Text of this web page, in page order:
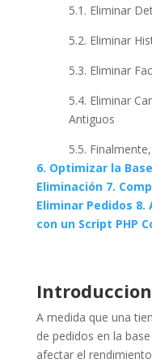
5.1. Eliminar
5.2. Eliminar
5.3. Eliminar
5.4. Eliminar
Antiguos
5.5.
6. Optimizar la
Eliminación 7.
Eliminar Pedidos 8.
con un Script PHP
Introduccion
A medida que una
de pedidos en la
afectar el